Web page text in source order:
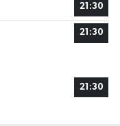
21:30
21:30
21:30